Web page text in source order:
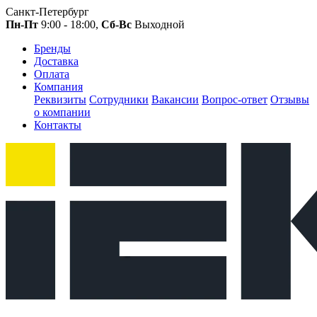
Санкт-Петербург
Пн-Пт 9:00 - 18:00, Сб-Вс Выходной
Бренды
Доставка
Оплата
Компания
Реквизиты Сотрудники Вакансии Вопрос-ответ Отзывы
о компании
Контакты